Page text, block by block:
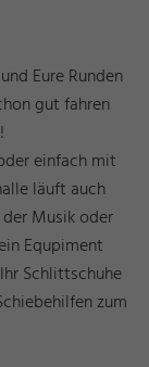
Eure Runden
gut fahren
einfach mit
läuft auch
Musik oder
Equpiment
Schlittschuhe
zum